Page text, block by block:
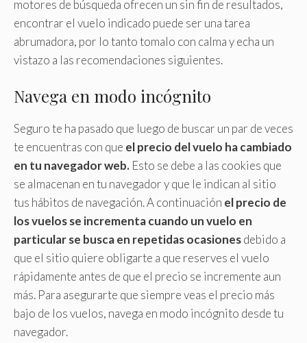
motores de búsqueda ofrecen un sin fin de resultados,
encontrar el vuelo indicado puede ser una tarea
abrumadora, por lo tanto tomalo con calma y echa un
vistazo a las recomendaciones siguientes.
Navega en modo incógnito
Seguro te ha pasado que luego de buscar un par de veces
te encuentras con que el precio del vuelo ha cambiado
en tu navegador web. Esto se debe a las cookies que
se almacenan en tu navegador y que le indican al sitio
tus hábitos de navegación. A continuación el precio de
los vuelos se incrementa cuando un vuelo en
particular se busca en repetidas ocasionesdebido a
que el sitio quiere obligarte a que reserves el vuelo
rápidamente antes de que el precio se incremente aun
más. Para asegurarte que siempre veas el precio más
bajo de los vuelos, navega en modo incógnito desde tu
navegador.